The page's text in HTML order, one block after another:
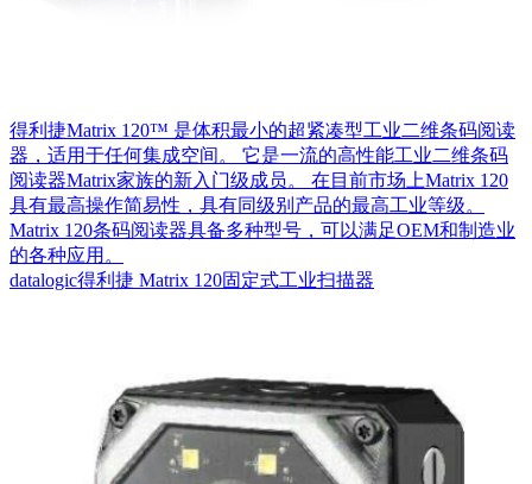
得利捷Matrix 120™ 是体积最小的超紧凑型工业二维条码阅读
器，适用于任何集成空间。 它是一流的高性能工业二维条码
阅读器Matrix家族的新入门级成员。 在目前市场上Matrix 120
具有最高操作简易性，具有同级别产品的最高工业等级。
Matrix 120条码阅读器具备多种型号，可以满足OEM和制造业
的各种应用。
datalogic得利捷 Matrix 120固定式工业扫描器